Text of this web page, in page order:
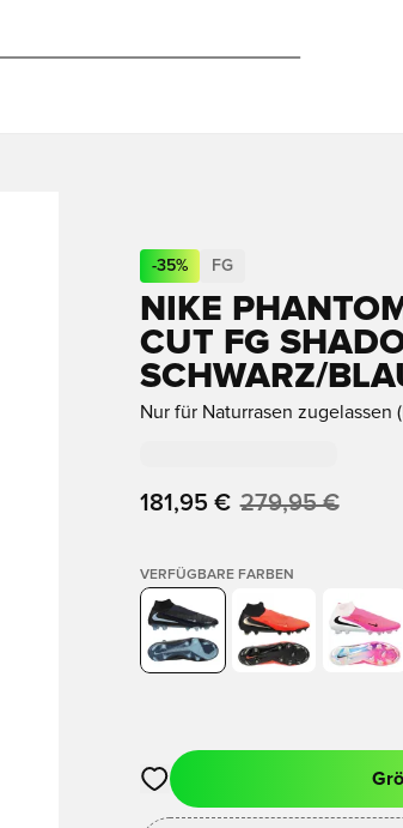
-35% FG
NIKE
CUT FG
SCHWARZ/
Nur für Naturrasen zugelassen
181,95 € 279,95 €
VERFÜGBARE FARBEN
Öffnet ein neues Fenster zum